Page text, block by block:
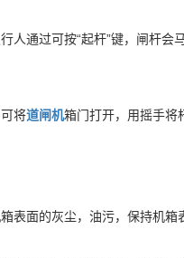
人通过可按“起杆”键，闸杆
将道闸机箱门打开，用摇手将
表面的灰尘，油污，保持机箱